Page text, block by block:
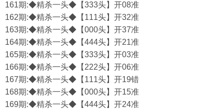
161期:◆精杀一头◆【333头】开08准
162期:◆精杀一头◆【111头】开32准
163期:◆精杀一头◆【000头】开37准
164期:◆精杀一头◆【444头】开21准
165期:◆精杀一头◆【333头】开03准
166期:◆精杀一头◆【222头】开06准
167期:◆精杀一头◆【111头】开19错
168期:◆精杀一头◆【000头】开15准
169期:◆精杀一头◆【444头】开24准